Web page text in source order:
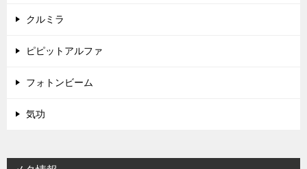
クルミラ
ピピットアルファ
フォトンビーム
気功